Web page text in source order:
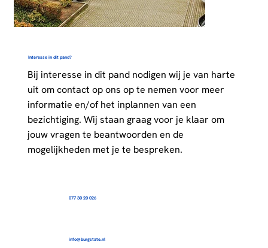
Interesse in dit pand?
Bij interesse in dit pand nodigen wij je van harte
uit om contact op ons op te nemen voor meer
informatie en/of het inplannen van een
bezichtiging. Wij staan graag voor je klaar om
jouw vragen te beantwoorden en de
mogelijkheden met je te bespreken.
077 30 20 026
info@burgstate.nl